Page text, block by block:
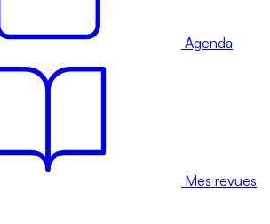
Agenda
Mes revues